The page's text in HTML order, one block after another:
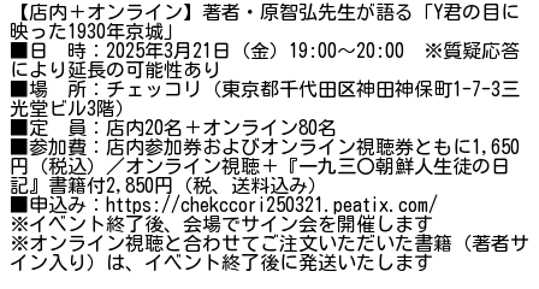
【店内＋オンライン】著者・原智弘先生が語る「Y君の目に
映った1930年京城」
■日 時：2025年3月21日（金）19:00～20:00 ※質疑応答
により延長の可能性あり
■場 所：チェッコリ（東京都千代田区神田神保町1-7-3三
光堂ビル3階）
■定 員：店内20名＋オンライン80名
■参加費：店内参加券およびオンライン視聴券ともに1,650
円（税込）／オンライン視聴＋『一九三〇朝鮮人生徒の日
記』書籍付2,850円（税、送料込み）
■申込み：https://chekccori250321.peatix.com/
※イベント終了後、会場でサイン会を開催します
※オンライン視聴と合わせてご注文いただいた書籍（著者サ
イン入り）は、イベント終了後に発送いたします